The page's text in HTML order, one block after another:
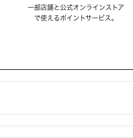
一部店舗と公式オンラインストア
で使えるポイントサービス。